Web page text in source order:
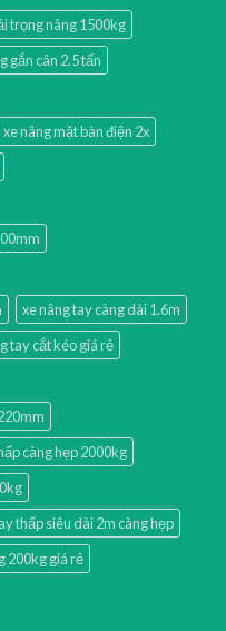
trọng nâng 1500kg
gắn cân 2.5 tấn
xe nâng mặt bàn điện 2x
xe nâng tay càng dài 1.6m
tay cắt kéo giá rẻ
càng hẹp 2000kg
thấp siêu dài 2m càng hẹp
200kg giá rẻ